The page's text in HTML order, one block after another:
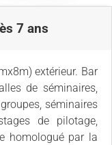
7 ans
extérieur. Bar
de séminaires,
séminaires
de pilotage,
homologué par la